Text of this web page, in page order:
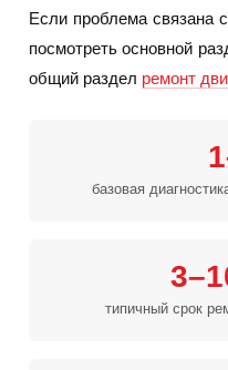
Если проблема связана
посмотреть основной
общий раздел ремонт
базовая
типичный срок